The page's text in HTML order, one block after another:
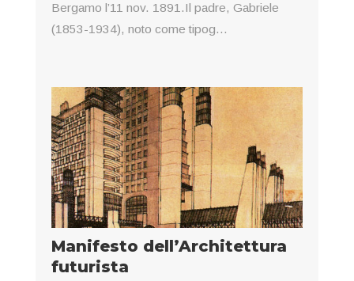
Bergamo l’11 nov. 1891.Il padre, Gabriele
(1853-1934), noto come tipog...
Manifesto dell’Architettura
futurista